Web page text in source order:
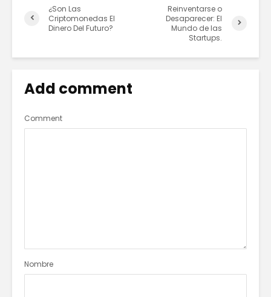
¿Son Las
Criptomonedas El
Dinero Del Futuro?
Reinventarse o
Desaparecer: El
Mundo de las
Startups.
Add comment
Comment
Nombre